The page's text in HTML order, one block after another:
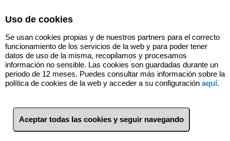
Solicita tu valoración sin compromiso y vende
al mejor precio con el asesoramiento de
Uso de cookies
Se usan cookies propias y de nuestros partners para el correcto
funcionamiento de los servicios de la web y para poder tener
datos de uso de la misma, recopilamos y procesamos
información no sensible. Las cookies son guardadas durante un
periodo de 12 meses. Puedes consultar más información sobre la
política de cookies de la web y acceder a su configuración aquí.
Aceptar todas las cookies y seguir navegando